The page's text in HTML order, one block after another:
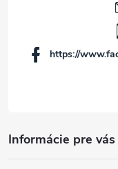
Informácie pre vás
https://